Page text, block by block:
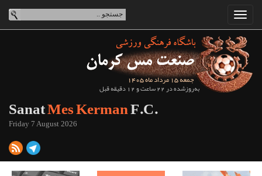
جمعه 15 مرداد ماه 1405
به‌روزشده در 22 ساعت و 12 دقیقه قبل
SanatMes KermanF.C.
Friday 7 August 2026